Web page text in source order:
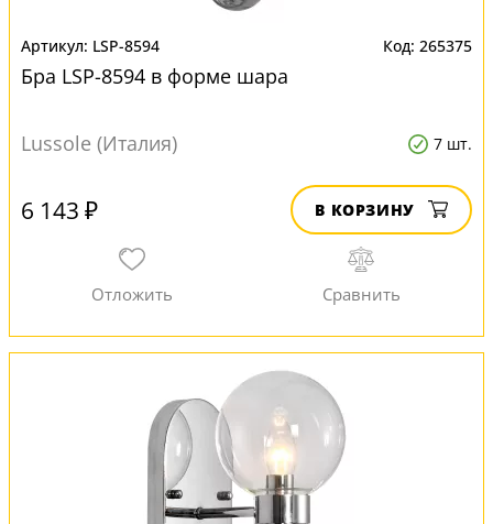
LSP-8594 265375
Бра LSP-8594 в форме шара
Lussole (Италия) 7 шт.
6 143 ₽ В КОРЗИНУ